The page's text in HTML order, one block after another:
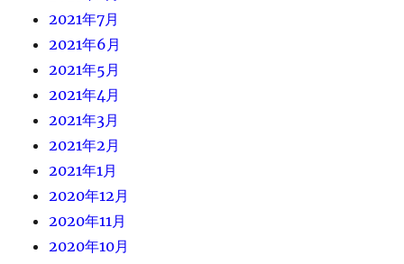
2021年7月
2021年6月
2021年5月
2021年4月
2021年3月
2021年2月
2021年1月
2020年12月
2020年11月
2020年10月